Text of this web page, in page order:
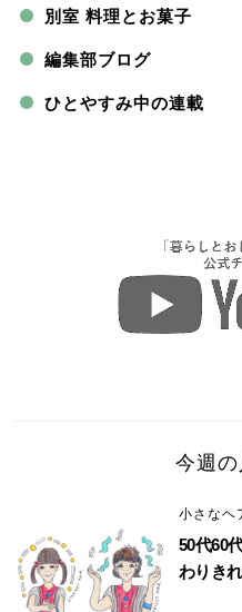
別室 料理とお菓子
編集部ブログ
ひとやすみ中の連載
今週
小さなヘ
50代60
わりき